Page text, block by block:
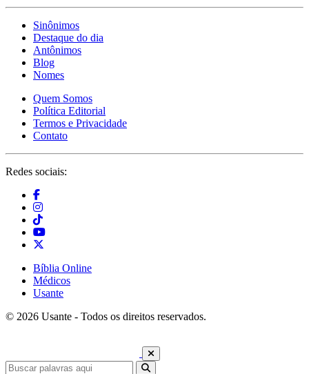
Sinônimos
Destaque do dia
Antônimos
Blog
Nomes
Quem Somos
Política Editorial
Termos e Privacidade
Contato
Redes sociais:
Bíblia Online
Médicos
Usante
© 2026 Usante - Todos os direitos reservados.